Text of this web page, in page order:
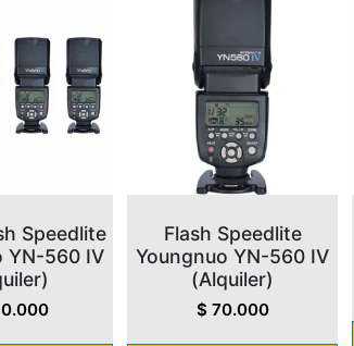
Speedlite
YN-560 IV
Flash Speedlite
Youngnuo YN-560 IV
(Alquiler)
$ 70.000